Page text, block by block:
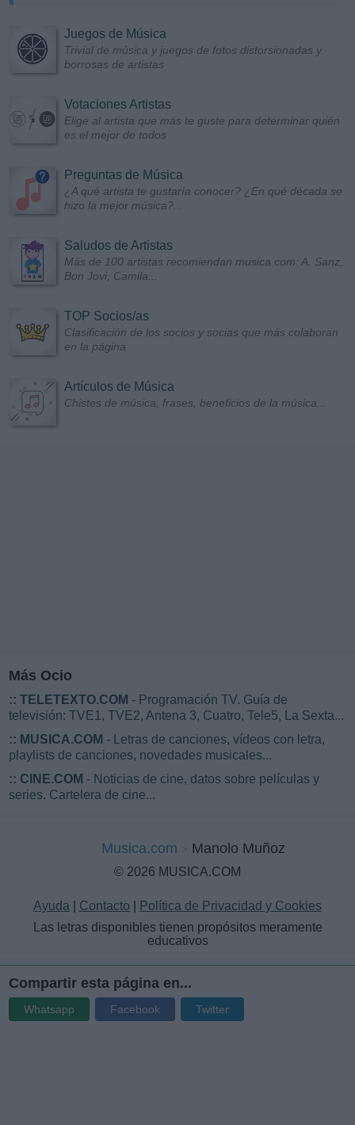
Juegos de Música
Trivial de música y juegos de fotos distorsionadas y
borrosas de artistas
Votaciones Artistas
Elige al artista que más te guste para determinar quién
es el mejor de todos
Preguntas de Música
¿A qué artista te gustaría conocer? ¿En qué década se
hizo la mejor música?...
Saludos de Artistas
Más de 100 artistas recomiendan musica.com: A. Sanz,
Bon Jovi, Camila...
TOP Socios/as
Clasificación de los socios y socias que más colaboran
en la página
Artículos de Música
Chistes de música, frases, beneficios de la música...
Más Ocio
:: TELETEXTO.COM - Programación TV. Guía de
televisión: TVE1, TVE2, Antena 3, Cuatro, Tele5, La Sexta...
:: MUSICA.COM - Letras de canciones, vídeos con letra,
playlists de canciones, novedades musicales...
:: CINE.COM - Noticias de cine, datos sobre películas y
series. Cartelera de cine...
Musica.com Manolo Muñoz
© 2026 MUSICA.COM
Ayuda Contacto
Política de Privacidad y Cookies
Las letras disponibles tienen propósitos meramente
educativos
Compartir esta página en...
Whatsapp Facebook Twitter